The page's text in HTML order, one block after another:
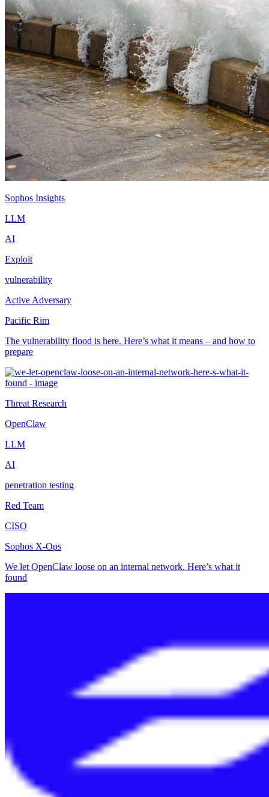
Sophos Insights
LLM
AI
Exploit
vulnerability
Active Adversary
Pacific Rim
The vulnerability flood is here. Here’s what it means – and how to
prepare
Threat Research
OpenClaw
LLM
AI
penetration testing
Red Team
CISO
Sophos X-Ops
We let OpenClaw loose on an internal network. Here’s what it
found